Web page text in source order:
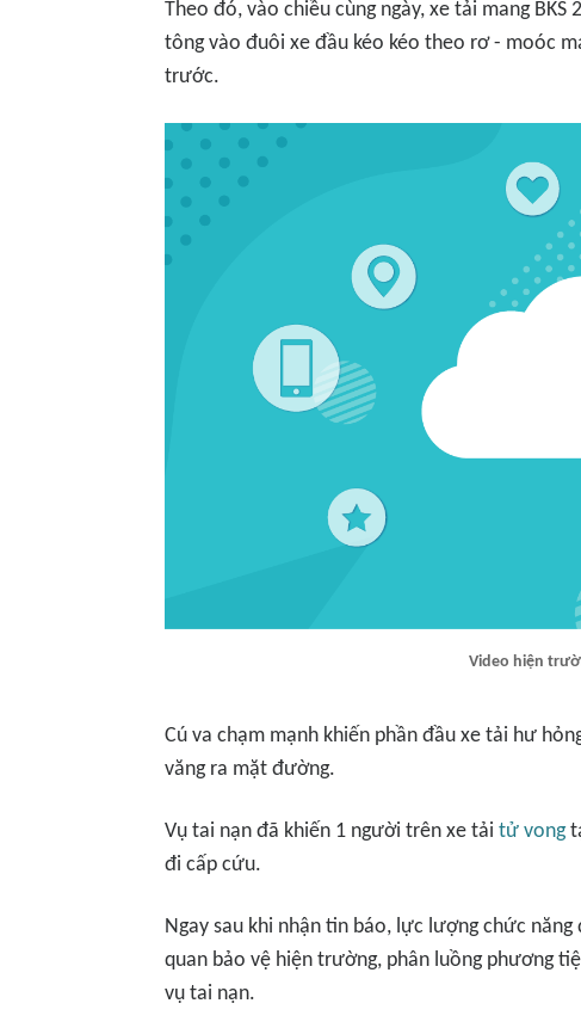
Theo đó, vào chiều cùng ngày, xe tải mang
tông vào đuôi xe đầu kéo kéo theo rơ - moóc
trước.
Video hiện
Cú va chạm mạnh khiến phần đầu xe tải hư
văng ra mặt đường.
Vụ tai nạn đã khiến 1 người trên xe tải tử vong
đi cấp cứu.
Ngay sau khi nhận tin báo, lực lượng chức
quan bảo vệ hiện trường, phân luồng phương
vụ tai nạn.